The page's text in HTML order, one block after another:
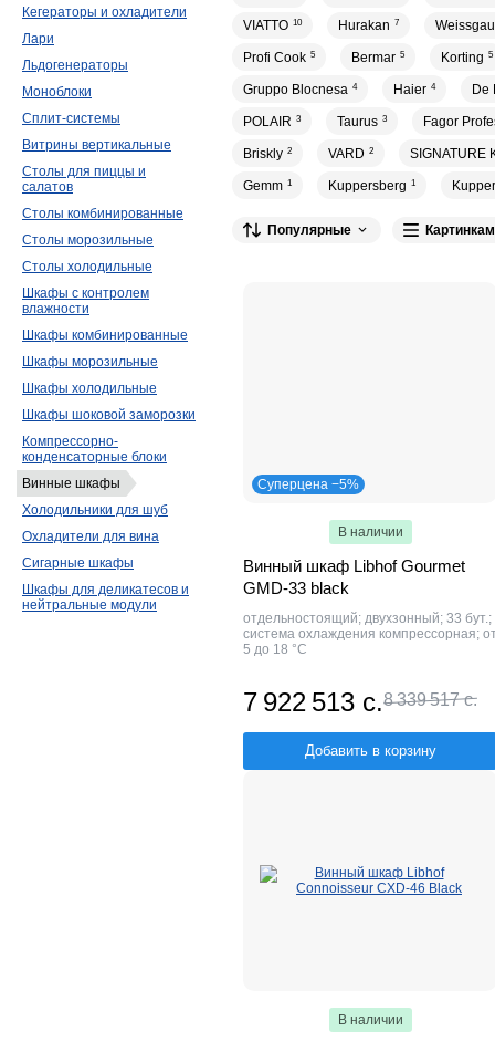
VIATTO 10 Hurakan 7
Profi Cook 5 Bermar 5 Korting 5
Gruppo Blocnesa 4 Haier 4 De
POLAIR 3 Taurus 3 Fagor
Briskly 2 VARD 2 SIGNATURE
Gemm 1 Kuppersberg 1
Популярные
Суперцена −5%
В наличии
Винный шкаф Libhof Gourmet
GMD-33 black
отдельностоящий; двухзонный; 33 бут.;
система охлаждения компрессорная;
5 до 18 °C
7 922 513 с.8 339 517 с.
Добавить в корзину
В наличии
Кегераторы и охладители
Лари
Льдогенераторы
Моноблоки
Сплит-системы
Витрины вертикальные
Столы для пиццы и
салатов
Столы комбинированные
Столы морозильные
Столы холодильные
Шкафы с контролем
влажности
Шкафы комбинированные
Шкафы морозильные
Шкафы холодильные
Шкафы шоковой заморозки
Компрессорно-
конденсаторные блоки
Винные шкафы
Холодильники для шуб
Охладители для вина
Сигарные шкафы
Шкафы для деликатесов и
нейтральные модули